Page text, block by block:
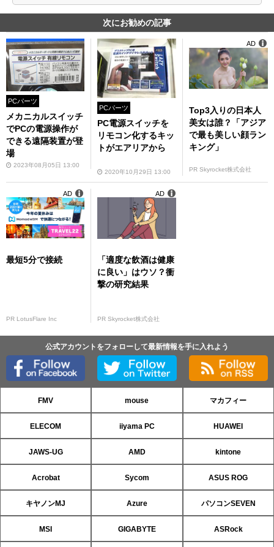
次にお勧めの記事
PCパーツ
メカニカルスイッチ
でPCの電源操作が
できる遠隔装置が登
場
2023年08月05日 13:00
PCパーツ
PC電源スイッチを
リモコン化するキッ
トがエアリアから
2020年10月29日 13:00
Top3入りの日本人
美女は誰？「アジア
で最も美しい顔ラン
キング」
PR Skyrocket株式会社
AD
最短5分で接続
PR LotusFlare Inc
AD
「適度な飲酒は健康
に良い」はウソ？衝
撃の研究結果
PR Skyrocket株式会社
AD
公式アカウントをフォローして最新情報を手に入れよう
FMV mouse マカフィー
ELECOM iiyama PC HUAWEI
JAWS-UG AMD kintone
Acrobat Sycom ASUS ROG
キヤノンMJ Azure パソコンSEVEN
MSI GIGABYTE ASRock